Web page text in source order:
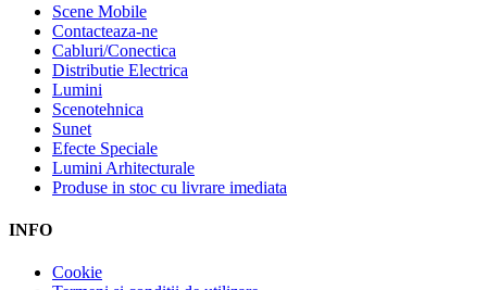
Scene Mobile
Contacteaza-ne
Cabluri/Conectica
Distributie Electrica
Lumini
Scenotehnica
Sunet
Efecte Speciale
Lumini Arhitecturale
Produse in stoc cu livrare imediata
INFO
Cookie